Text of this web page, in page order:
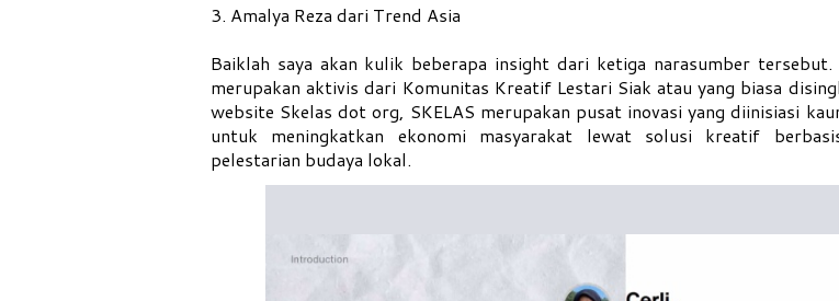
3. Amalya Reza dari Trend Asia
Baiklah saya akan kulik beberapa insight dari ketiga narasumber tersebut.
merupakan aktivis dari Komunitas Kreatif Lestari Siak atau yang biasa
website Skelas dot org, SKELAS merupakan pusat inovasi yang diinisiasi
untuk meningkatkan ekonomi masyarakat lewat solusi kreatif
pelestarian budaya lokal.